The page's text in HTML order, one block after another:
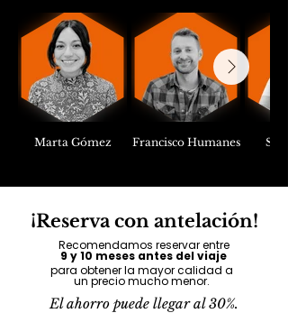
Marta Gómez Francisco Humanes
¡Reserva con antelación!
Recomendamos reservar entre
9 y 10 meses antes del viaje
para obtener la mayor calidad a
un precio mucho menor.
El ahorro puede llegar al 30%.